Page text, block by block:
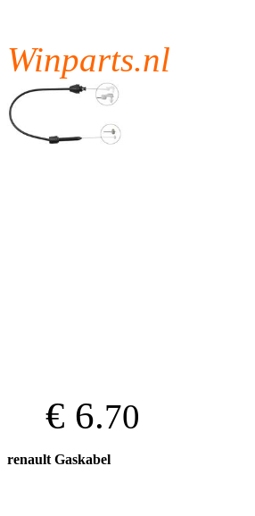
Winparts.nl
€ 6.70
renault Gaskabel